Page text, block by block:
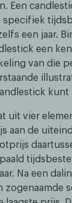
Een
een jaar.
een
van die
uit vier
aan de
Na een